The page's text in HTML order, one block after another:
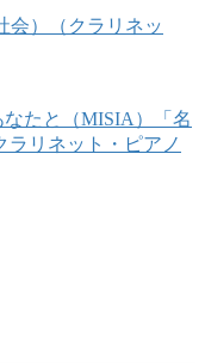
会）（クラリネッ
なたと（MISIA）「名
ラリネット・ピアノ